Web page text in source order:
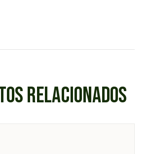
RELACIONADOS